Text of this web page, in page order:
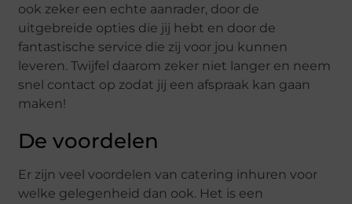
ook zeker een echte aanrader, door de
uitgebreide opties die jij hebt en door de
fantastische service die zij voor jou kunnen
leveren. Twijfel daarom zeker niet langer en neem
snel contact op zodat jij een afspraak kan gaan
maken!
De voordelen
Er zijn veel voordelen van catering inhuren voor
welke gelegenheid dan ook. Het is een